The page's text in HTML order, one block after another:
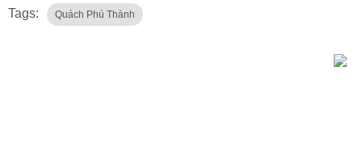
Tags: Quách Phú Thành